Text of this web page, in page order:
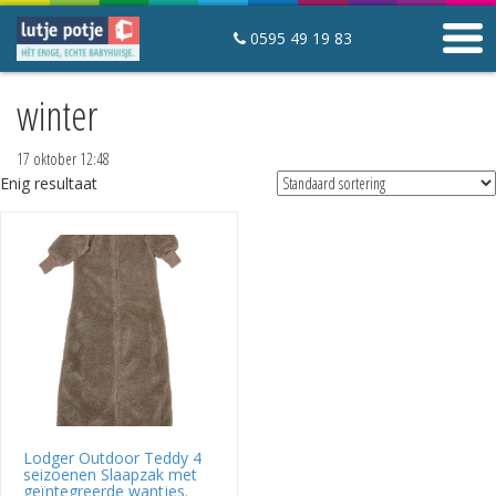
0595 49 19 83
Contact
Slaapartikelen
Startpakketten
Hoeslakens en matrasbeschermers
Babyhuisjes
Over Lutje Potje
winter
17 oktober 12:48
Enig resultaat
Lodger Outdoor Teddy 4
seizoenen Slaapzak met
geïntegreerde wantjes.